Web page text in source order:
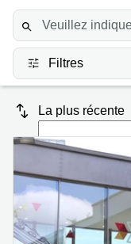
d’affaires
Coworking
Salles
de
virtuel
Alzette
Senningerberg
Bertrange
réunion
Luxembourg
Coworking
Bertrange
d'affaires
Bureaux
Bertrange
Сoworking
Esch-sur-
Alzette
Prix
Connexion
Choisissez une
Luxembourg
Filtres
La plus récente